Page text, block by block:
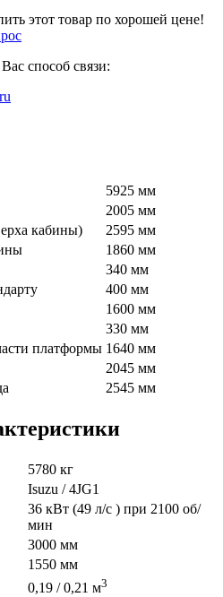
этот товар по хорошей цене!
способ связи:
5925 мм
2005 мм
кабины)
2595 мм
1860 мм
340 мм
400 мм
1600 мм
330 мм
платформы 1640 мм
2045 мм
2545 мм
5780 кг
Isuzu / 4JG1
36 кВт (49 л/с ) при 2100 об/
мин
3000 мм
1550 мм
0,19 / 0,21 м3